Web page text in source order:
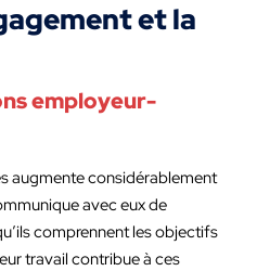
et la
employeur-
augmente considérablement
avec eux de
comprennent les objectifs
travail contribue à ces